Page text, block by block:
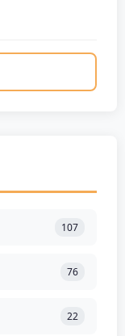
107
76
22